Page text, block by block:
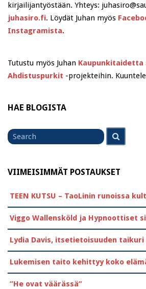
kirjailijantyöstään. Yhteys:
juhasiro.fi. Löydät Juhan myös
Instagramista.
Tutustu myös Juhan Kaupunkitaidetta
Ahdistuspurkit -projekteihin.
HAE BLOGISTA
Search
for
VIIMEISIMMÄT POSTAUKSET
TEEN KUTSU – TaoLinin runoissa
Viggo Wallensköld ja Hypnoottiset
Lydia Davis, itsetietoisuuden taikuri
Lukemisen taito kehittyy koko
”He ovat väärässä”